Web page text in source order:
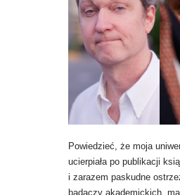
Powiedzieć, że moja
ucierpiała po publikacji
i zarazem paskudne
badaczy akademickich,